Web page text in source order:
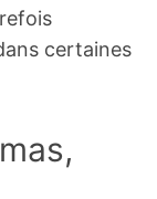
certaines